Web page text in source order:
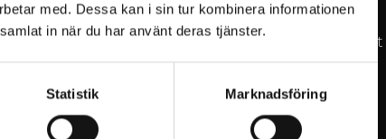
med. Dessa kan i sin tur kombinera informationen
in när du har använt deras tjänster.
Statistik Marknadsföring
skriver sånger om värdet av tid tillsammans.
kraft, förmedlar känslor. Annika Nord har släppt
just nu på sitt tredje album.